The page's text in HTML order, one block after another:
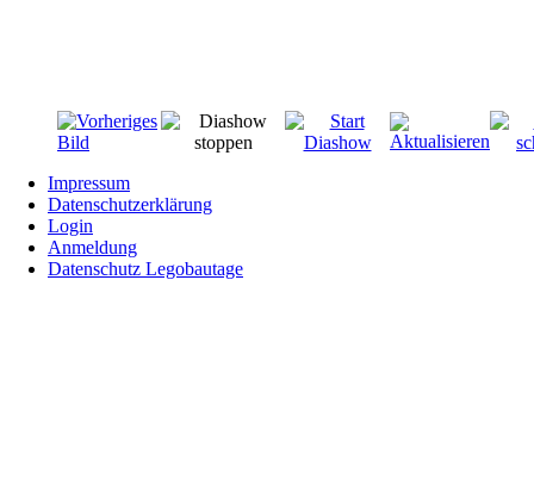
Impressum
Datenschutzerklärung
Login
Anmeldung
Datenschutz Legobautage